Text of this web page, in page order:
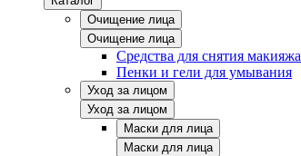
Очищение лица
Очищение лица
Средства для снятия макияжа
Пенки и гели для умывания
Уход за лицом
Уход за лицом
Маски для лица
Маски для лица